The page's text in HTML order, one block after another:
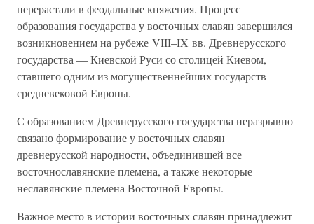
перерастали в феодальные княжения. Процесс
образования государства у восточных славян завершился
возникновением на рубеже VIII–IX вв. Древнерусского
государства — Киевской Руси со столицей Киевом,
ставшего одним из могущественнейших государств
средневековой Европы.
С образованием Древнерусского государства неразрывно
связано формирование у восточных славян
древнерусской народности, объединившей все
восточнославянские племена, а также некоторые
неславянские племена Восточной Европы.
Важное место в истории восточных славян принадлежит